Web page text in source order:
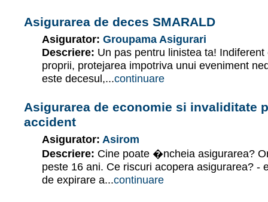
Asigurarea de deces SMARALD
Asigurator: Groupama Asigurari
Descriere: Un pas pentru linistea ta!
proprii, protejarea impotriva unui eveniment
este decesul,...continuare
Asigurarea de economie si invaliditate
accident
Asigurator: Asirom
Descriere: Cine poate �ncheia asigurarea?
peste 16 ani. Ce riscuri acopera asigurarea? -
de expirare a...continuare